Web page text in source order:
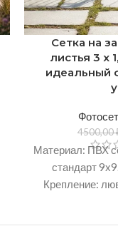
Сетка на
листья 3 х
идеальный
4500,00
Материал: ПВХ
стандарт
Крепление: